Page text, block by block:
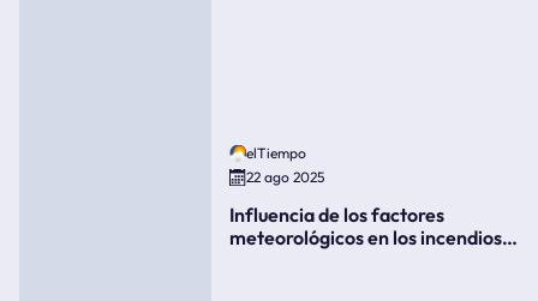
elTiempo
22 ago 2025
Influencia de los factores
meteorológicos en los incendios